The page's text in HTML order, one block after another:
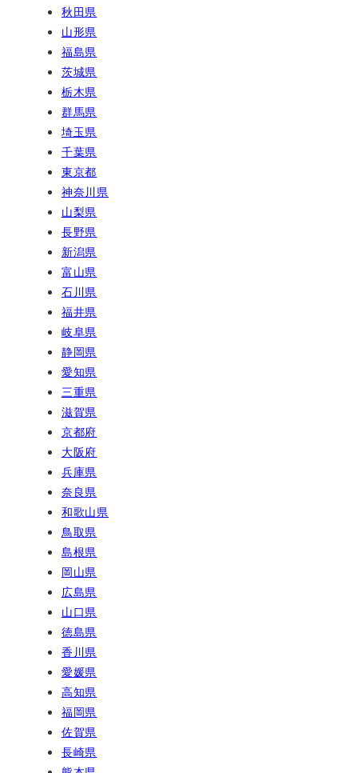
秋田県
山形県
福島県
茨城県
栃木県
群馬県
埼玉県
千葉県
東京都
神奈川県
山梨県
長野県
新潟県
富山県
石川県
福井県
岐阜県
静岡県
愛知県
三重県
滋賀県
京都府
大阪府
兵庫県
奈良県
和歌山県
鳥取県
島根県
岡山県
広島県
山口県
徳島県
香川県
愛媛県
高知県
福岡県
佐賀県
長崎県